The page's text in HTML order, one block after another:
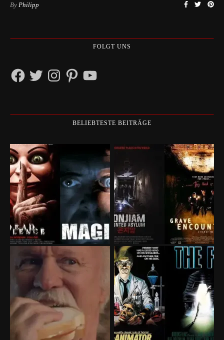
By Philipp
FOLGT UNS
FacebookTwitterInstagramPinterestYouTube
BELIEBTESTE BEITRÄGE